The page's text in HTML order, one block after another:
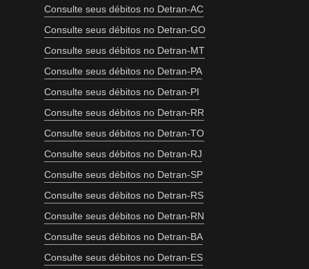
Consulte seus débitos no Detran-AC
Consulte seus débitos no Detran-GO
Consulte seus débitos no Detran-MT
Consulte seus débitos no Detran-PA
Consulte seus débitos no Detran-PI
Consulte seus débitos no Detran-RR
Consulte seus débitos no Detran-TO
Consulte seus débitos no Detran-RJ
Consulte seus débitos no Detran-SP
Consulte seus débitos no Detran-RS
Consulte seus débitos no Detran-RN
Consulte seus débitos no Detran-BA
Consulte seus débitos no Detran-ES